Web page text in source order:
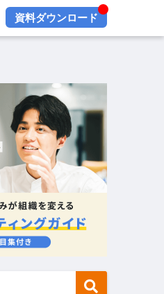
資料ダウンロード